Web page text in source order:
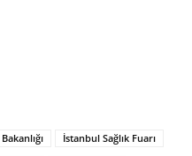
İstanbul Sağlık Fuarı